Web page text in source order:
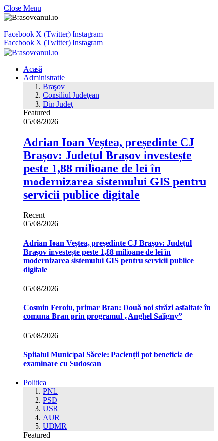
Close Menu
Facebook X (Twitter) Instagram
Facebook X (Twitter) Instagram
Acasă
Administratie
Braşov
Consiliul Judeţean
Din Judeţ
Featured
05/08/2026
Adrian Ioan Veștea, președinte CJ
Brașov: Județul Brașov investește
peste 1,88 milioane de lei în
modernizarea sistemului GIS pentru
servicii publice digitale
Recent
05/08/2026
Adrian Ioan Veștea, președinte CJ Brașov: Județul
Brașov investește peste 1,88 milioane de lei în
modernizarea sistemului GIS pentru servicii publice
digitale
05/08/2026
Cosmin Feroiu, primar Bran: Două noi străzi asfaltate în
comuna Bran prin programul „Anghel Saligny”
05/08/2026
Spitalul Municipal Săcele: Pacienții pot beneficia de
examinare cu Sudoscan
Politica
PNL
PSD
USR
AUR
UDMR
Featured